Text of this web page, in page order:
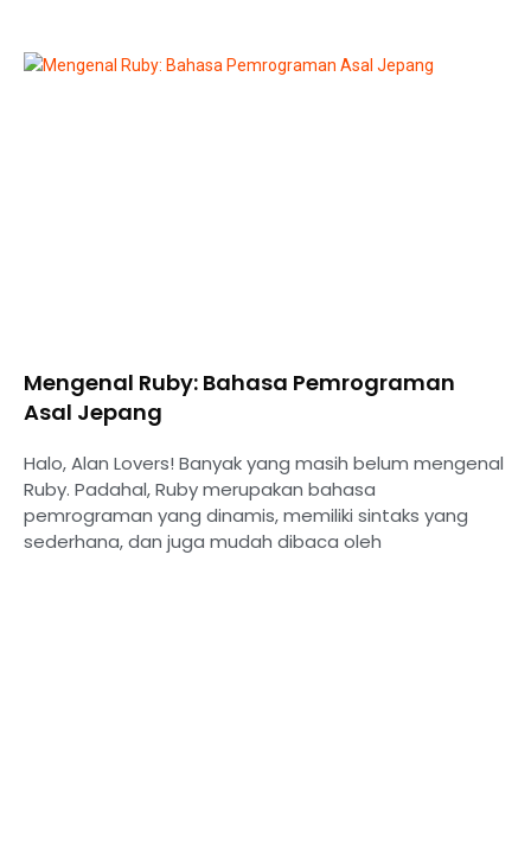
Mengenal Ruby: Bahasa Pemrograman
Asal Jepang
Halo, Alan Lovers! Banyak yang masih belum mengenal
Ruby. Padahal, Ruby merupakan bahasa
pemrograman yang dinamis, memiliki sintaks yang
sederhana, dan juga mudah dibaca oleh